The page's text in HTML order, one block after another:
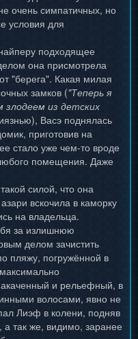
очень симпатичных, но
условия для
подходящее
она присмотрела
"берега". Какая милая
замков ("Теперь я
злодеем из детских
Васэ поднялась
приготовив на
стало уже чем-то вроде
помещения. Даже
силой, что она
вскочила в каморку
на владельца.
за излишнюю
делом зачистить
пляжу, погружённой в
и рельефный, в
волосами, явно не
Лиэф в колени, подняв
а так же, видимо, заранее